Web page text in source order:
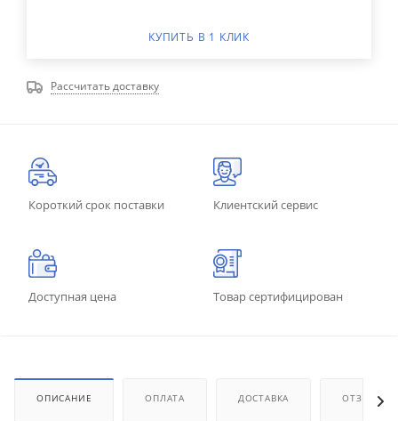
КУПИТЬ В 1 КЛИК
Рассчитать доставку
Короткий срок поставки Клиентский сервис
Доступная цена Товар сертифицирован
ОПИСАНИЕ ОПЛАТА ДОСТАВКА ОТЗЫВЫ